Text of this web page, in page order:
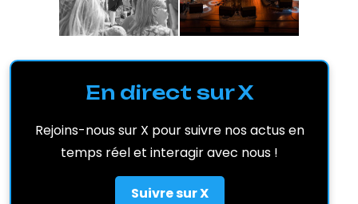
En direct sur X
Rejoins-nous sur X pour suivre nos actus en
temps réel et interagir avec nous !
Suivre sur X